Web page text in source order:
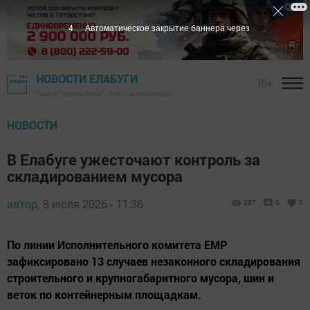
НОВОСТИ ЕЛАБУГИ
НОВОСТИ
В Елабуге ужесточают контроль за
складированием мусора
автор, 8 июля 2026 - 11:36 387 0 0
По линии Исполнительного комитета ЕМР
зафиксировано 13 случаев незаконного складирования
строительного и крупногабаритного мусора, шин и
веток по контейнерным площадкам.
2 Автоматическое закрытие баннера через